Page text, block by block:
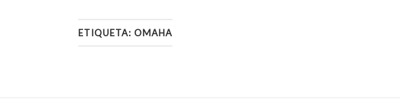
ETIQUETA: OMAHA